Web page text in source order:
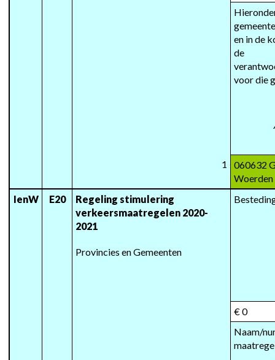
en in de
de
voor die
1
060632
Woerden
IenW
E20
Regeling stimulering
verkeersmaatregelen 2020-
2021
Provincies en Gemeenten
€ 0
Naam/